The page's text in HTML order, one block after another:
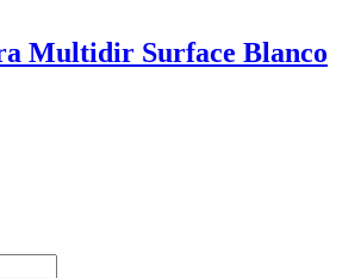
Multidir Surface Blanco